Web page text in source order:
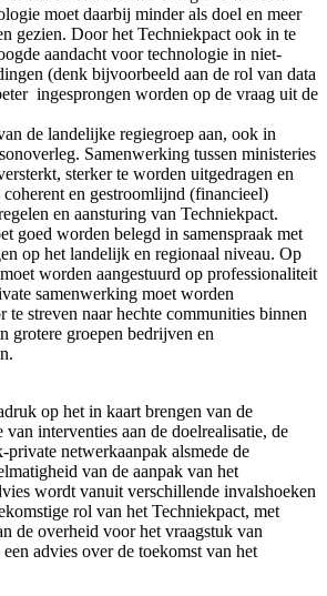
moet daarbij minder als doel en meer
gezien. Door het Techniekpact ook in te
aandacht voor technologie in niet-
(denk bijvoorbeeld aan de rol van data
ingesprongen worden op de vraag uit de
de landelijke regiegroep aan, ook in
Samenwerking tussen ministeries
sterker te worden uitgedragen en
en gestroomlijnd (financieel)
en aansturing van Techniekpact.
goed worden belegd in samenspraak met
op het landelijk en regionaal niveau. Op
worden aangestuurd op professionaliteit
samenwerking moet worden
te streven naar hechte communities binnen
grotere groepen bedrijven en
op het in kaart brengen van de
interventies aan de doelrealisatie, de
netwerkaanpak alsmede de
van de aanpak van het
wordt vanuit verschillende invalshoeken
rol van het Techniekpact, met
de overheid voor het vraagstuk van
advies over de toekomst van het